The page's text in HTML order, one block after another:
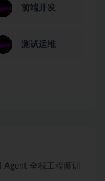
前端开发
测试运维
Agent 全栈工程师训